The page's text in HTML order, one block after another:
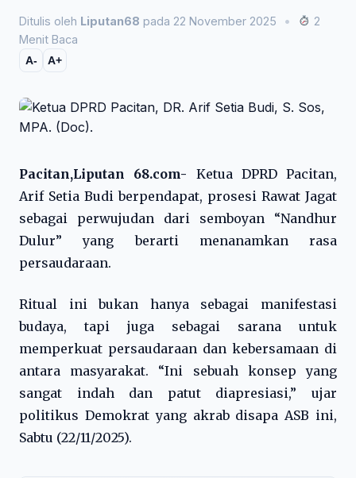
Ditulis oleh Liputan68 pada 22 November 2025 •
2
Menit Baca
A- A+
Pacitan,Liputan 68.com- Ketua DPRD Pacitan,
Arif Setia Budi berpendapat, prosesi Rawat Jagat
sebagai perwujudan dari semboyan “Nandhur
Dulur” yang berarti menanamkan rasa
persaudaraan.
Ritual ini bukan hanya sebagai manifestasi
budaya, tapi juga sebagai sarana untuk
memperkuat persaudaraan dan kebersamaan di
antara masyarakat. “Ini sebuah konsep yang
sangat indah dan patut diapresiasi,” ujar
politikus Demokrat yang akrab disapa ASB ini,
Sabtu (22/11/2025).